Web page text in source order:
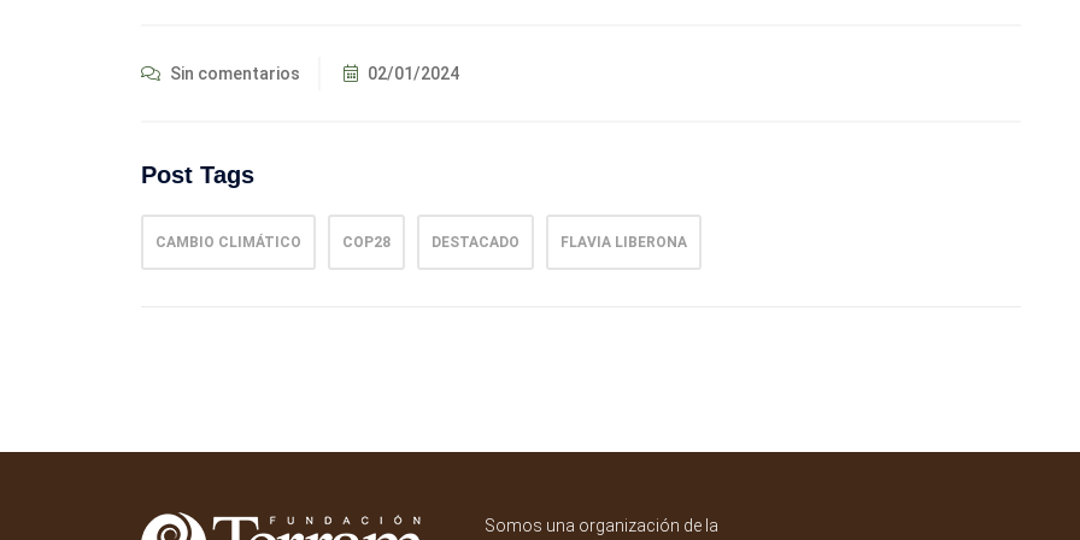
Sin comentarios 02/01/2024
Post Tags
CAMBIO CLIMÁTICO COP28 DESTACADO FLAVIA LIBERONA
Somos una organización de la